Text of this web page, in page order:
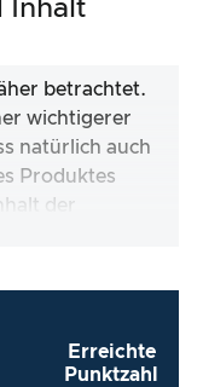
Inhalt
betrachtet.
wichtigerer
natürlich auch
Produktes
der
Erreichte
Punktzahl